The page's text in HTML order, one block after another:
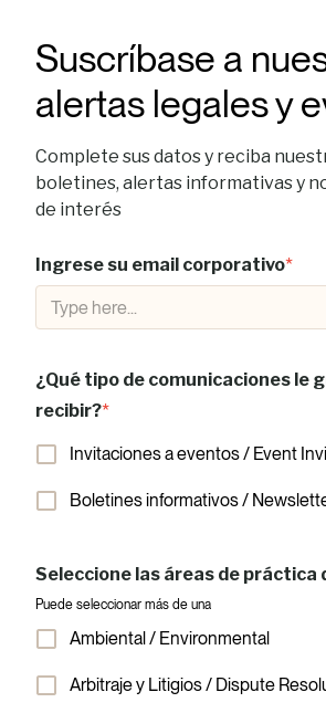
Suscríbase a
alertas legales y
Complete sus datos y reciba
boletines, alertas informativas y
de interés
Ingrese su email corporativo*
¿Qué tipo de comunicaciones le
recibir?*
Invitaciones a eventos / Event
Boletines informativos /
Seleccione las áreas de práctica
Puede seleccionar más de una
Ambiental / Environmental
Arbitraje y Litigios / Dispute